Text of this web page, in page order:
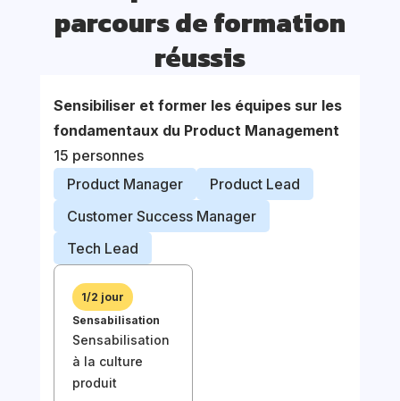
parcours de formation
réussis
Sensibiliser et former les équipes sur les
fondamentaux du Product Management
15 personnes
Product Manager
Product Lead
Customer Success Manager
Tech Lead
Sensabilisation
1/2 jour
Sensabilisation
à la culture
produit